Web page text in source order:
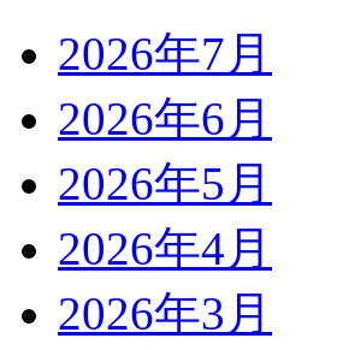
2026年7月
2026年6月
2026年5月
2026年4月
2026年3月